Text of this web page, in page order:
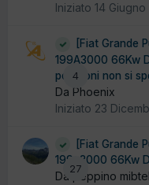
Iniziato 14 Giugno
4
[Fiat Grande
199A3000 66Kw
posizioni non si
Da Phoenix
Iniziato 23
27
[Fiat Grande
199a3000 66Kw
Da peppino mibtel